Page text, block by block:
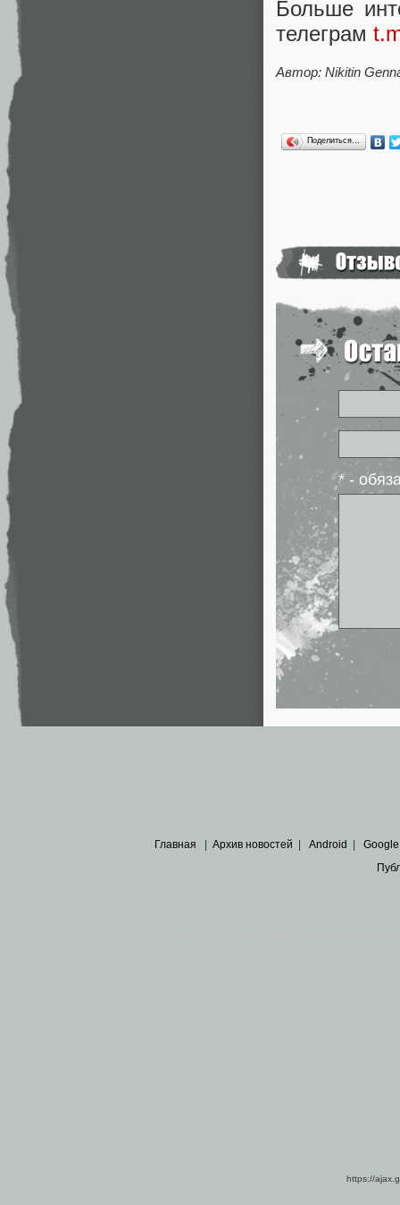
Больше
телеграм
Автор: Nikitin
Поделиться…
* -
Главная Архив новостей Android Google
https://